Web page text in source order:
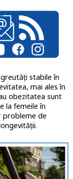
stabile în
mai ales în
obezitatea sunt
la femeile în
probleme de